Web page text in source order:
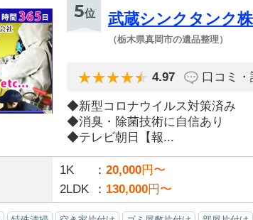
5位 武蔵シンクタンク
（栃木県真岡市の遺品整理）
4.97 口コミ・
◆新型コロナウイルス対策済み
◆消臭・除菌技術に自信あり
◆テレビ朝日【報...
1K 20,000円〜
2LDK
130,000円〜